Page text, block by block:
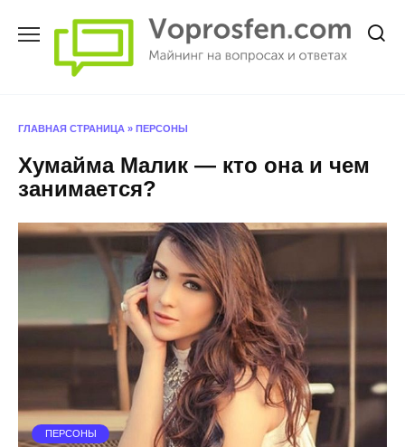
ГЛАВНАЯ СТРАНИЦА » ПЕРСОНЫ
Хумайма Малик — кто она и чем
занимается?
ПЕРСОНЫ